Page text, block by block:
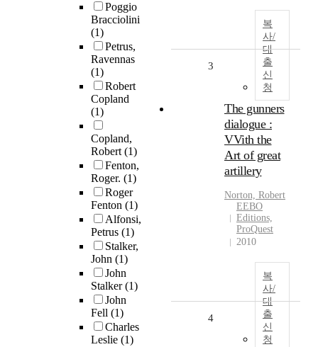
Poggio
Bracciolini
(1)
Petrus,
Ravennas
(1)
Robert
Copland
(1)
Copland,
Robert(1)
Fenton,
Roger. (1)
Roger
Fenton (1)
Alfonsi,
Petrus (1)
Stalker,
John (1)
John
Stalker(1)
John
Fell (1)
Charles
Leslie (1)
복
사/
대
출
신
청
3
The gunners
dialogue :
VVith the
Art of great
artillery
Norton, Robert
EEBO
Editions,
ProQuest
2010
복
사/
대
출
신
청
4